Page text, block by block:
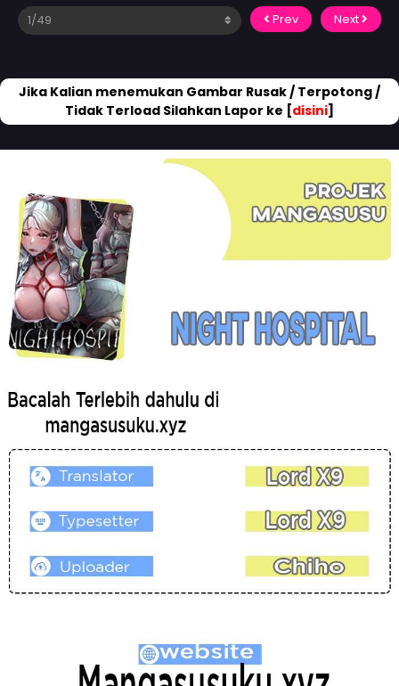
Prev Next
Jika Kalian menemukan Gambar Rusak / Terpotong /
Tidak Terload Silahkan Lapor ke [disini]